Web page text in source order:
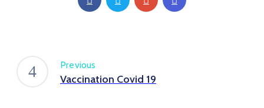
Previous
Vaccination Covid 19